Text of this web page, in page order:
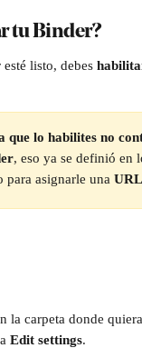
tu Binder?
listo, debes
que lo habilites no
, eso ya se definió en
para asignarle una URL
la carpeta donde
Edit settings.